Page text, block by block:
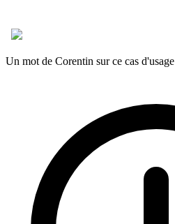
Un mot de Corentin sur ce cas d'usage